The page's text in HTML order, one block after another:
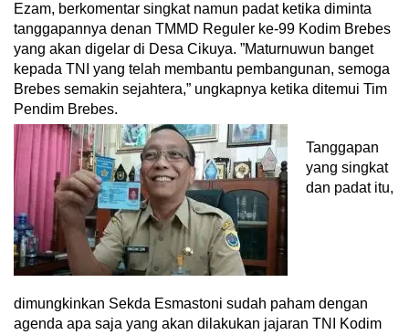
Ezam, berkomentar singkat namun padat ketika diminta
tanggapannya denan TMMD Reguler ke-99 Kodim Brebes
yang akan digelar di Desa Cikuya. ”Maturnuwun banget
kepada TNI yang telah membantu pembangunan, semoga
Brebes semakin sejahtera,” ungkapnya ketika ditemui Tim
Pendim Brebes.
Tanggapan
yang singkat
dan padat itu,
dimungkinkan Sekda Esmastoni sudah paham dengan
agenda apa saja yang akan dilakukan jajaran TNI Kodim